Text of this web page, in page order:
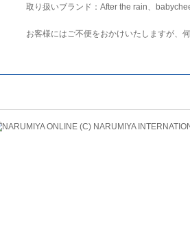
取り扱いブランド：After the rain、
お客様にはご不便をおかけいたしますが、